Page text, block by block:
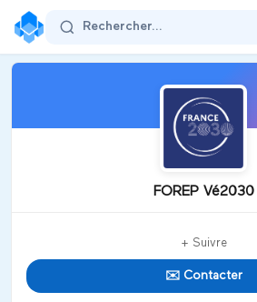
Rechercher...
FOREP Vé2030
+ Suivre
✉️ Contacter